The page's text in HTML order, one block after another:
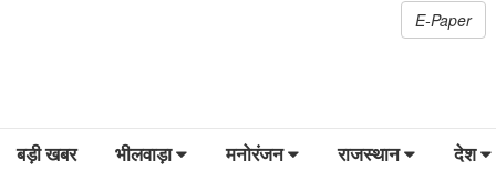
E-Paper
बड़ी खबर भीलवाड़ा मनोरंजन राजस्थान देश